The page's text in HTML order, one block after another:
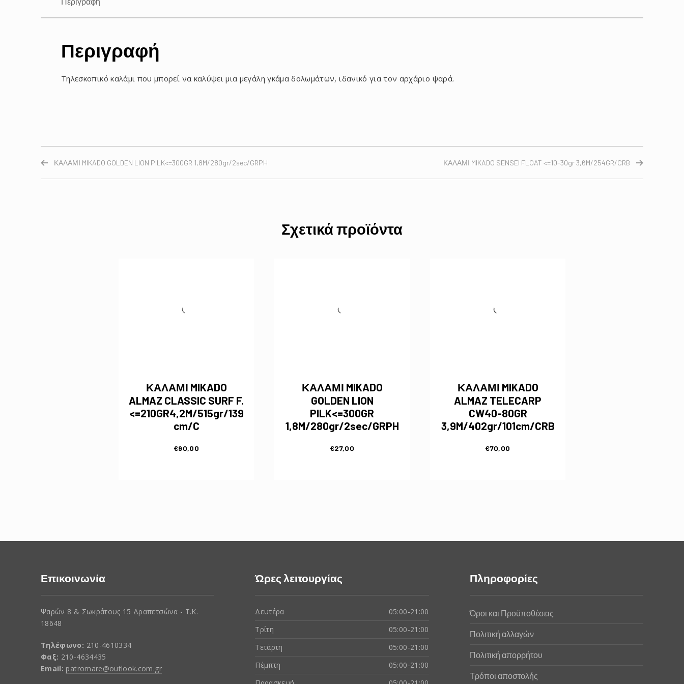
Περιγραφή
Τηλεσκοπικό καλάμι που μπορεί να καλύψει μια μεγάλη γκάμα δολωμάτων, ιδανικό για τον αρχάριο ψαρά.
ΚΑΛΑΜΙ MIKADO GOLDEN LION PILK<=300GR 1,8M/280gr/2sec/GRPH ΚΑΛΑΜΙ MIKADO SENSEI FLOAT <=10-30gr 3,6M/254GR/CRB
Σχετικά προϊόντα
ΚΑΛΑΜΙ MIKADO
ALMAZ CLASSIC SURF F.
<=210GR4,2M/515gr/139
cm/C
€90,00
ΚΑΛΑΜΙ MIKADO
GOLDEN LION
PILK<=300GR
1,8M/280gr/2sec/GRPH
€27,00
ΚΑΛΑΜΙ MIKADO
ALMAZ TELECARP
CW40-80GR
3,9M/402gr/101cm/CRB
€70,00
Επικοινωνία
Ψαρών 8 & Σωκράτους 15 Δραπετσώνα - Τ.Κ.
18648
Τηλέφωνο: 210-4610334
Φαξ: 210-4634435
Email: patromare@outlook.com.gr
Ώρες λειτουργίας
Δευτέρα
05:00-21:00
Τρίτη
05:00-21:00
Τετάρτη
05:00-21:00
Πέμπτη
05:00-21:00
Πληροφορίες
Όροι και Προϋποθέσεις
Πολιτική αλλαγών
Πολιτική απορρήτου
Τρόποι αποστολής